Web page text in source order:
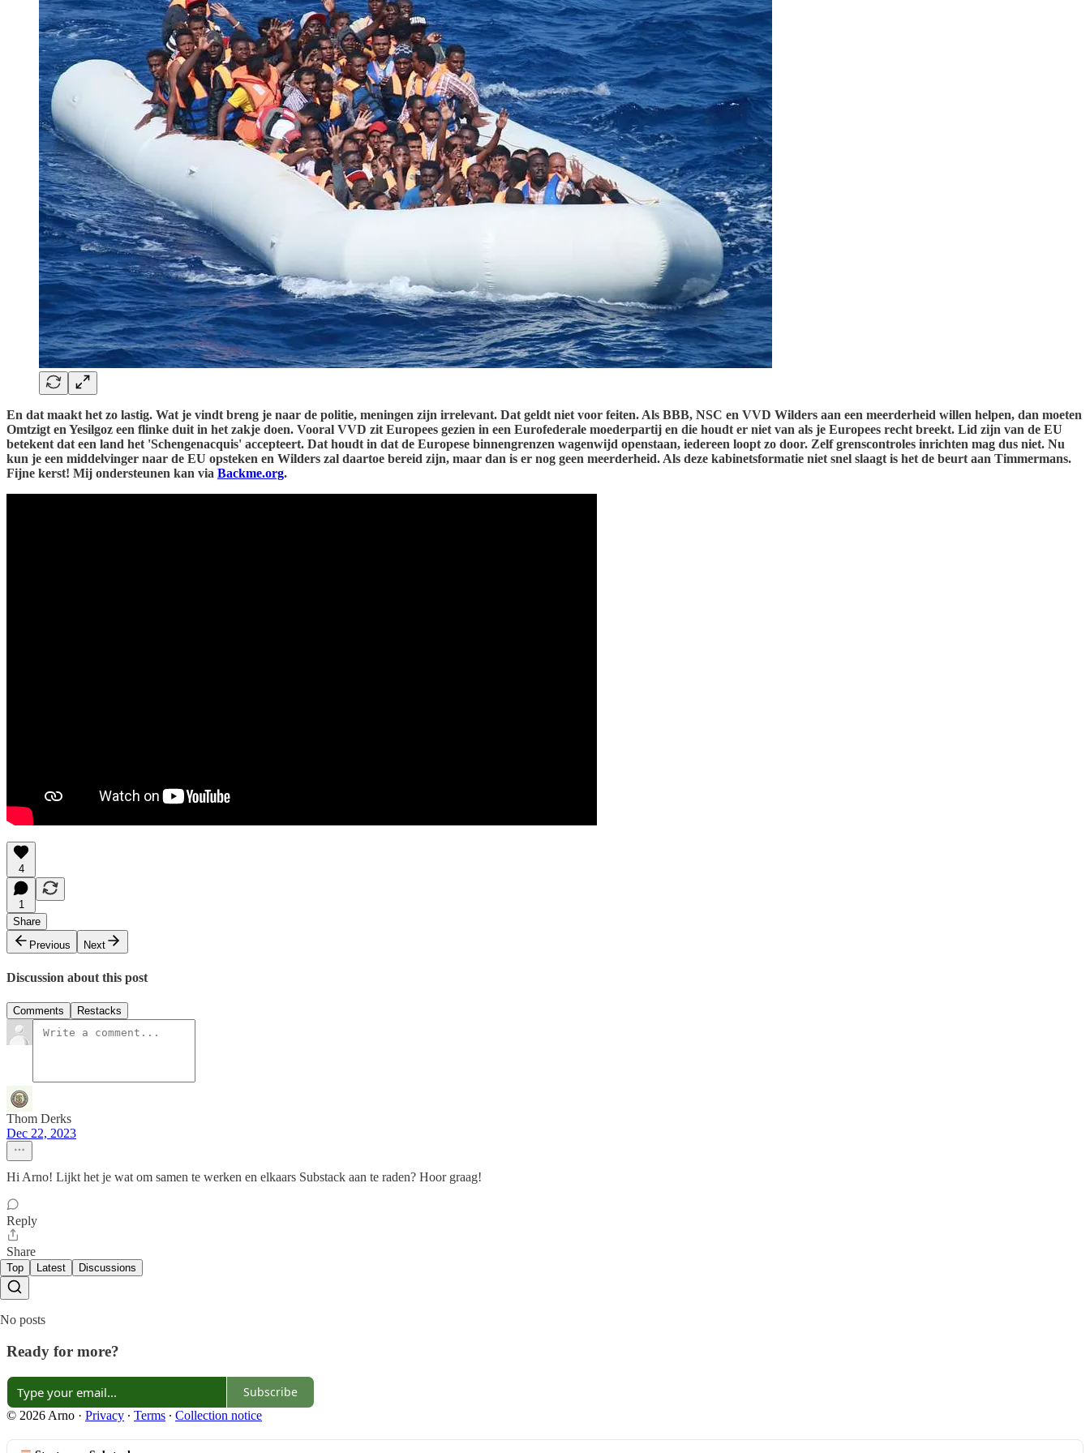
En dat maakt het zo lastig. Wat je vindt breng je naar de politie, meningen zijn irrelevant. Dat geldt niet voor feiten. Als BBB, NSC en VVD Wilders aan een meerderheid willen helpen, dan moeten
Omtzigt en Yesilgoz een flinke duit in het zakje doen. Vooral VVD zit Europees gezien in een Eurofederale moederpartij en die houdt er niet van als je Europees recht breekt. Lid zijn van de EU
betekent dat een land het 'Schengenacquis' accepteert. Dat houdt in dat de Europese binnengrenzen wagenwijd openstaan, iedereen loopt zo door. Zelf grenscontroles inrichten mag dus niet. Nu
kun je een middelvinger naar de EU opsteken en Wilders zal daartoe bereid zijn, maar dan is er nog geen meerderheid. Als deze kabinetsformatie niet snel slaagt is het de beurt aan Timmermans.
Fijne kerst! Mij ondersteunen kan via Backme.org.
4
1
Share
Previous
Next
Discussion about this post
Comments Restacks
Thom Derks
Dec 22, 2023
Hi Arno! Lijkt het je wat om samen te werken en elkaars Substack aan te raden? Hoor graag!
Reply
Share
Top Latest Discussions
No posts
Ready for more?
Subscribe
© 2026 Arno · Privacy ∙ Terms ∙ Collection notice